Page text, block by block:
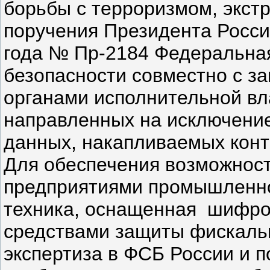
борьбы с терроризмом,
поручения Президента
года № Пр-2184
безопасности совместно с
органами исполнительной
направленных на
данных, накапливаемых
Для обеспечения
предприятиями
техника, оснащенная
средствами защиты
экспертиза в ФСБ России и